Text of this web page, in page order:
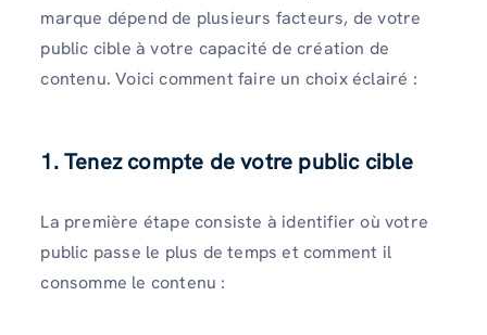
marque dépend de plusieurs facteurs, de votre
public cible à votre capacité de création de
contenu. Voici comment faire un choix éclairé :
1. Tenez compte de votre public cible
La première étape consiste à identifier où votre
public passe le plus de temps et comment il
consomme le contenu :